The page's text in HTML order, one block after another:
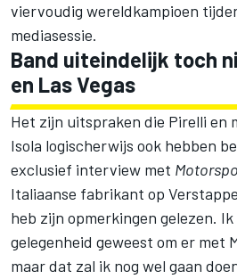
viervoudig wereldkampioen
mediasessie.
Band uiteindelijk toch
en Las Vegas
Het zijn uitspraken die Pirelli en
Isola logischerwijs ook hebben
exclusief interview met
Italiaanse fabrikant op
heb zijn opmerkingen gelezen.
gelegenheid geweest om er met
maar dat zal ik nog wel gaan